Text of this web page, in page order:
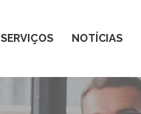
SERVIÇOS NOTÍCIAS